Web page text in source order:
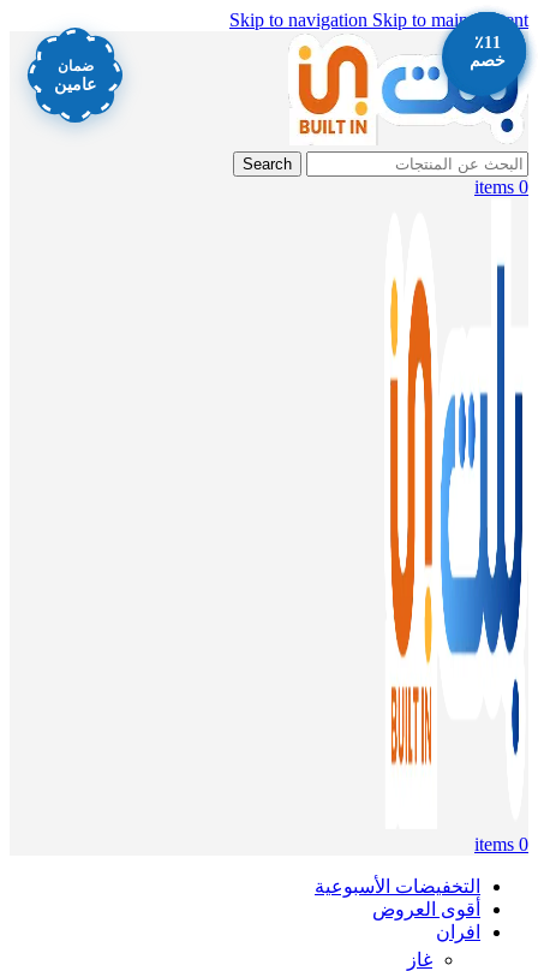
Skip to navigation Skip to main content
Search
0
items
0
items
التخفيضات الأسبوعية
أقوى العروض
افران
غاز
٪12
خصم
ضمان
عامين
٪12
خصم
٪12
خصم
٪13
خصم
٪11
خصم